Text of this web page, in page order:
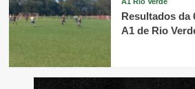
Resultados da
A1 de Rio